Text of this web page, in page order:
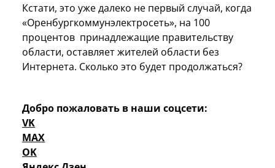
Кстати, это уже далеко не первый случай, когда
«Оренбургкоммунэлектросеть», на 100
процентов принадлежащие правительству
области, оставляет жителей области без
Интернета. Сколько это будет продолжаться?
Добро пожаловать в наши соцсети:
VK
MAX
OK